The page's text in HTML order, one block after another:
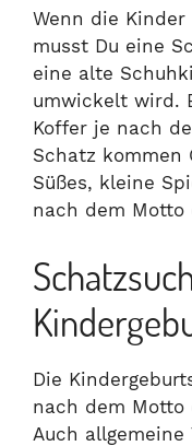
Wenn die
musst Du eine
eine alte
umwickelt wird.
Koffer je nach
Schatz kommen
Süßes, kleine
nach dem Motto
Die
nach dem
Auch allgemeine